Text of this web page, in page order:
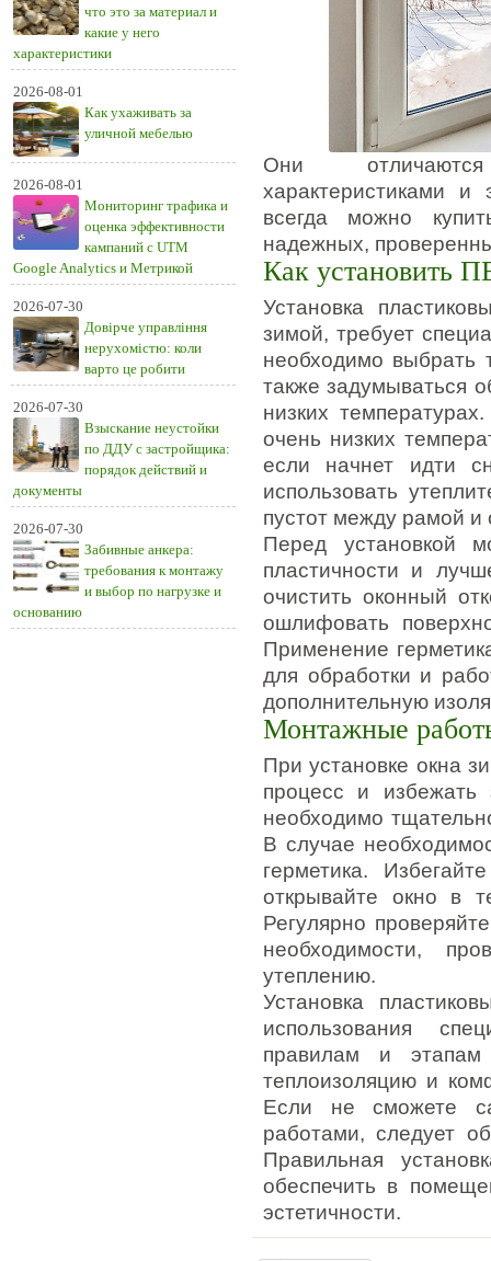
что это за материал и
какие у него
характеристики
2026-08-01
Как ухаживать за
уличной мебелью
2026-08-01
Мониторинг трафика и
оценка эффективности
кампаний с UTM
Google Analytics и Метрикой
2026-07-30
Довірче управління
нерухомістю: коли
варто це робити
2026-07-30
Взыскание неустойки
по ДДУ с застройщика:
порядок действий и
документы
2026-07-30
Забивные анкера:
требования к монтажу
и выбор по нагрузке и
основанию
Они отличаются
характеристиками
всегда можно
надежных,
Как установить
Установка
зимой, требует
необходимо выбрать
также задумываться
низких
очень низких
если начнет идти
использовать
пустот между рамой и
Перед установкой
пластичности и
очистить оконный
ошлифовать
Применение
для обработки и
дополнительную
Монтажные
При установке окна
процесс и избежать
необходимо
В случае
герметика.
открывайте окно в
Регулярно
необходимости,
утеплению.
Установка
использования
правилам и этапам
теплоизоляцию и
Если не сможете
работами, следует
Правильная
обеспечить в
эстетичности.